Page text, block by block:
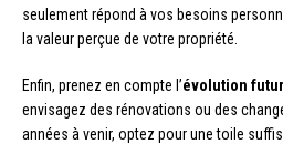
seulement répond à vos besoins
la valeur perçue de votre propriété.
Enfin, prenez en compte l’évolution
envisagez des rénovations ou des
années à venir, optez pour une toile